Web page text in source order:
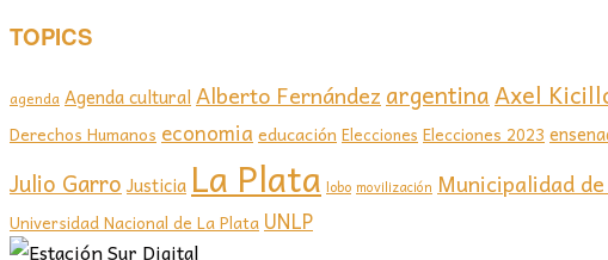
TOPICS
agenda Agenda culturalAlberto Fernández argentinaAxel
Derechos Humanos economia educación Elecciones Elecciones 2023
Julio Garro Justicia La Plata lobo movilización Municipalidad
Universidad Nacional de La Plata UNLP